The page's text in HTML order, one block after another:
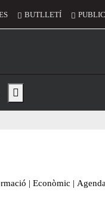
BUTLLETÍ
Show main menu
| Econòmic | Agenda